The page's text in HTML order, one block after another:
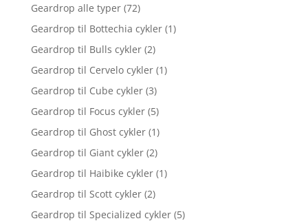
Geardrop alle typer (72)
Geardrop til Bottechia cykler (1)
Geardrop til Bulls cykler (2)
Geardrop til Cervelo cykler (1)
Geardrop til Cube cykler (3)
Geardrop til Focus cykler (5)
Geardrop til Ghost cykler (1)
Geardrop til Giant cykler (2)
Geardrop til Haibike cykler (1)
Geardrop til Scott cykler (2)
Geardrop til Specialized cykler (5)